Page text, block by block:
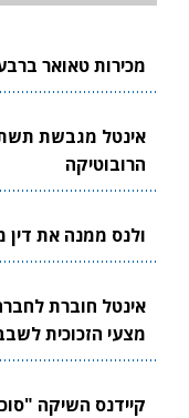
מכירות טאואר
אינטל מגבשת
הרובוטיקה
ולנס ממנה את דין
אינטל חוברת
מצעי הזכוכית
קיידנס השיקה